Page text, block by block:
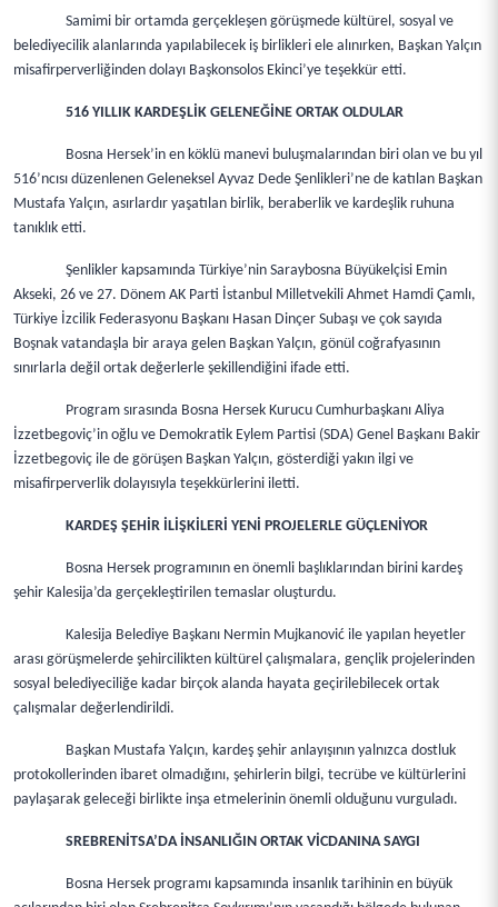
Samimi bir ortamda gerçekleşen görüşmede kültürel, sosyal ve
belediyecilik alanlarında yapılabilecek iş birlikleri ele alınırken, Başkan Yalçın
misafirperverliğinden dolayı Başkonsolos Ekinci’ye teşekkür etti.
516 YILLIK KARDEŞLİK GELENEĞİNE ORTAK OLDULAR
Bosna Hersek’in en köklü manevi buluşmalarından biri olan ve bu yıl
516’ncısı düzenlenen Geleneksel Ayvaz Dede Şenlikleri’ne de katılan Başkan
Mustafa Yalçın, asırlardır yaşatılan birlik, beraberlik ve kardeşlik ruhuna
tanıklık etti.
Şenlikler kapsamında Türkiye’nin Saraybosna Büyükelçisi Emin
Akseki, 26 ve 27. Dönem AK Parti İstanbul Milletvekili Ahmet Hamdi Çamlı,
Türkiye İzcilik Federasyonu Başkanı Hasan Dinçer Subaşı ve çok sayıda
Boşnak vatandaşla bir araya gelen Başkan Yalçın, gönül coğrafyasının
sınırlarla değil ortak değerlerle şekillendiğini ifade etti.
Program sırasında Bosna Hersek Kurucu Cumhurbaşkanı Aliya
İzzetbegoviç’in oğlu ve Demokratik Eylem Partisi (SDA) Genel Başkanı Bakir
İzzetbegoviç ile de görüşen Başkan Yalçın, gösterdiği yakın ilgi ve
misafirperverlik dolayısıyla teşekkürlerini iletti.
KARDEŞ ŞEHİR İLİŞKİLERİ YENİ PROJELERLE GÜÇLENİYOR
Bosna Hersek programının en önemli başlıklarından birini kardeş
şehir Kalesija’da gerçekleştirilen temaslar oluşturdu.
Kalesija Belediye Başkanı Nermin Mujkanović ile yapılan heyetler
arası görüşmelerde şehircilikten kültürel çalışmalara, gençlik projelerinden
sosyal belediyeciliğe kadar birçok alanda hayata geçirilebilecek ortak
çalışmalar değerlendirildi.
Başkan Mustafa Yalçın, kardeş şehir anlayışının yalnızca dostluk
protokollerinden ibaret olmadığını, şehirlerin bilgi, tecrübe ve kültürlerini
paylaşarak geleceği birlikte inşa etmelerinin önemli olduğunu vurguladı.
SREBRENİTSA’DA İNSANLIĞIN ORTAK VİCDANINA SAYGI
Bosna Hersek programı kapsamında insanlık tarihinin en büyük